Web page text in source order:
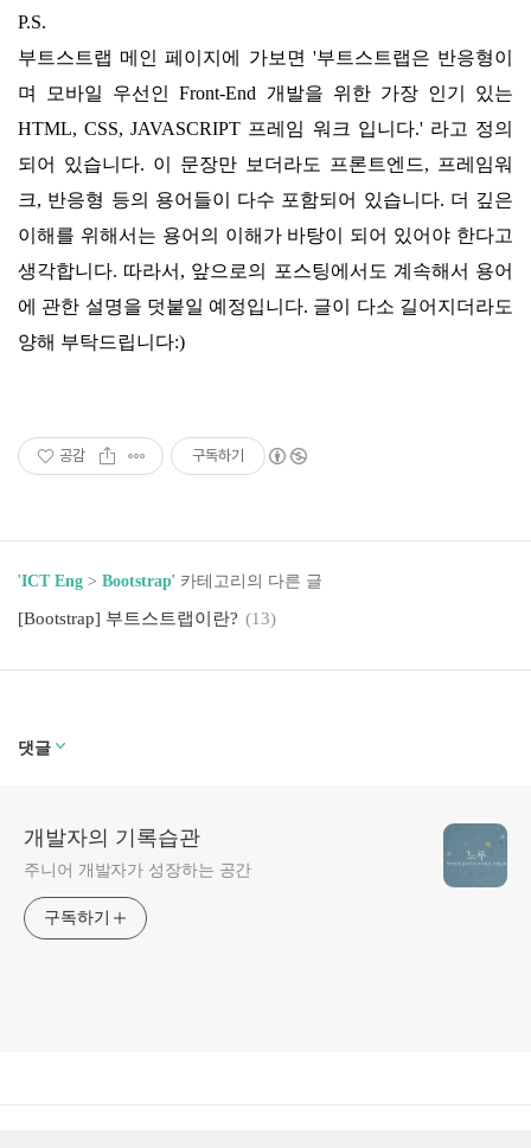
P.S.
부트스트랩 메인 페이지에 가보면 '부트스트랩은 반응형이
며 모바일 우선인 Front-End 개발을 위한 가장 인기 있는
HTML, CSS, JAVASCRIPT 프레임 워크 입니다.'라고 정의
되어 있습니다. 이 문장만 보더라도 프론트엔드, 프레임워
크, 반응형 등의 용어들이 다수 포함되어 있습니다. 더 깊은
이해를 위해서는 용어의 이해가 바탕이 되어 있어야 한다고
생각합니다. 따라서, 앞으로의 포스팅에서도 계속해서 용어
에 관한 설명을 덧붙일 예정입니다. 글이 다소 길어지더라도
양해 부탁드립니다:)
공감 구독하기
'ICT Eng > Bootstrap' 카테고리의 다른 글
[Bootstrap] 부트스트랩이란? (13)
댓글
개발자의 기록습관
주니어 개발자가 성장하는 공간
구독하기